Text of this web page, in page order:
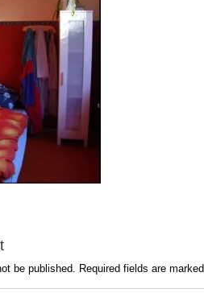
be published. Required fields are marked